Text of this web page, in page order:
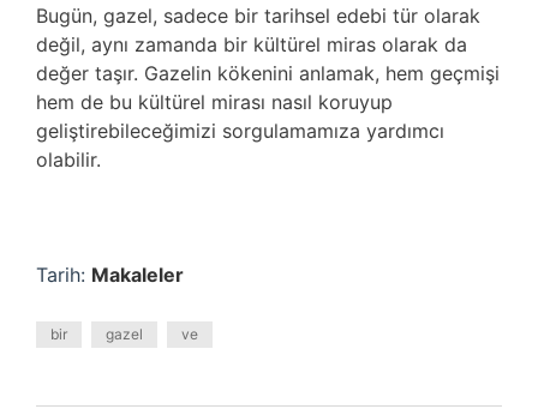
Bugün, gazel, sadece bir tarihsel edebi tür olarak
değil, aynı zamanda bir kültürel miras olarak da
değer taşır. Gazelin kökenini anlamak, hem geçmişi
hem de bu kültürel mirası nasıl koruyup
geliştirebileceğimizi sorgulamamıza yardımcı
olabilir.
Tarih: Makaleler
bir gazel ve